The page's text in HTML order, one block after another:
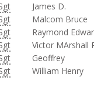
James D.
Malcom Bruce
Raymond
Victor MArshall
Geoffrey
William Henry